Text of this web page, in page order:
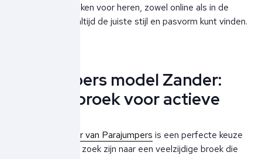
Parajumpers broeken voor heren, zowel online als in de
winkels, zodat je altijd de juiste stijl en pasvorm kunt vinden.
Parajumpers model Zander:
stijlvolle broek voor actieve
Het model Zander van Parajumpers is een perfecte keuze
voor heren die op zoek zijn naar een veelzijdige broek die